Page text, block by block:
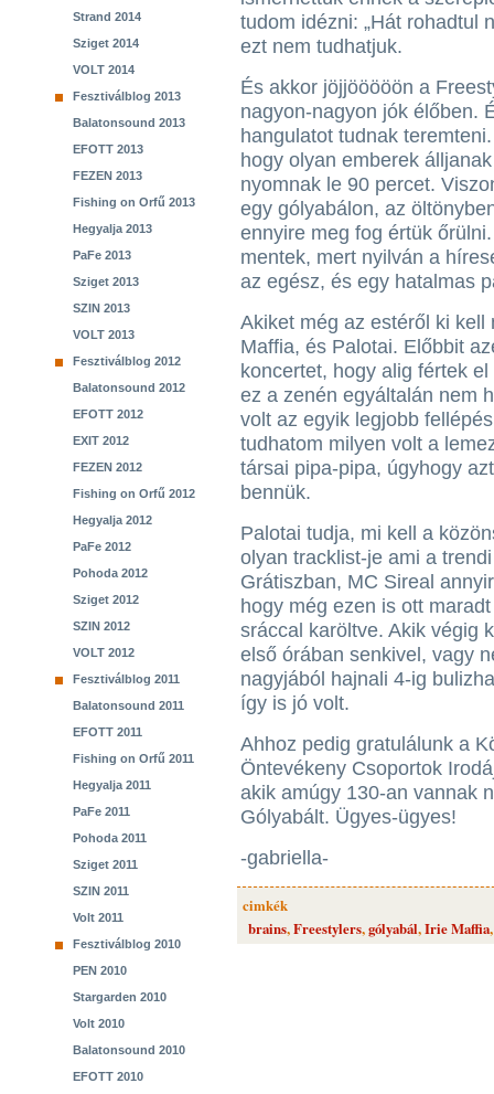
Strand 2014
Sziget 2014
VOLT 2014
Fesztiválblog 2013
Balatonsound 2013
EFOTT 2013
FEZEN 2013
Fishing on Orfű 2013
Hegyalja 2013
PaFe 2013
Sziget 2013
SZIN 2013
VOLT 2013
Fesztiválblog 2012
Balatonsound 2012
EFOTT 2012
EXIT 2012
FEZEN 2012
Fishing on Orfű 2012
Hegyalja 2012
PaFe 2012
Pohoda 2012
Sziget 2012
SZIN 2012
VOLT 2012
Fesztiválblog 2011
Balatonsound 2011
EFOTT 2011
Fishing on Orfű 2011
Hegyalja 2011
PaFe 2011
Pohoda 2011
Sziget 2011
SZIN 2011
Volt 2011
Fesztiválblog 2010
PEN 2010
Stargarden 2010
Volt 2010
Balatonsound 2010
EFOTT 2010
tudom idézni: „Hát rohadtul
ezt nem tudhatjuk.
És akkor jöjjööööön a
nagyon-nagyon jók élőben.
hangulatot tudnak
hogy olyan emberek
nyomnak le 90 percet.
egy gólyabálon, az
ennyire meg fog értük
mentek, mert nyilván a
az egész, és egy hatalmas
Akiket még az estéről ki
Maffia, és Palotai. Előbbit
koncertet, hogy alig fértek
ez a zenén egyáltalán nem
volt az egyik legjobb
tudhatom milyen volt a
társai pipa-pipa, úgyhogy
bennük.
Palotai tudja, mi kell a
olyan tracklist-je ami a
Grátiszban, MC Sireal
hogy még ezen is ott
sráccal karöltve. Akik végig
első órában senkivel, vagy
nagyjából hajnali 4-ig
így is jó volt.
Ahhoz pedig gratulálunk a
Öntevékeny Csoportok
akik amúgy 130-an vannak
Gólyabált. Ügyes-ügyes!
-gabriella-
cimkék
brains,Freestylers,gólyabál,Irie Maffia